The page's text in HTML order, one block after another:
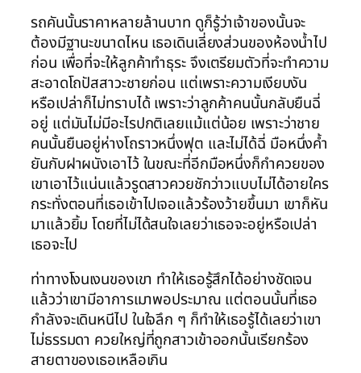
รถคันนั้นราคาหลายล้านบาท ดูก็รู้ว่าเจ้าของนั้นจะ
ต้องมีฐานะขนาดไหน เธอเดินเลี่ยงส่วนของห้องน้ำไป
ก่อน เพื่อที่จะให้ลูกค้าทำธุระ จึงเตรียมตัวที่จะทำความ
สะอาดโถปัสสาวะชายก่อน แต่เพราะความเงียบงัน
หรือเปล่าก็ไม่ทราบได้ เพราะว่าลูกค้าคนนั้นกลับยืนฉี่
อยู่ แต่มันไม่มีอะไรปกติเลยแม้แต่น้อย เพราะว่าชาย
คนนั้นยืนอยู่ห่างโถราวหนึ่งฟุต และไม่ได้ฉี่ มือหนึ่งค้ำ
ยันกับฝาผนังเอาไว้ ในขณะที่อีกมือหนึ่งก็กำควยของ
เขาเอาไว้แน่นแล้วรูดสาวควยชักว่าวแบบไม่ได้อายใคร
กระทั่งตอนที่เธอเข้าไปเจอแล้วร้องว้ายขึ้นมา เขาก็หัน
มาแล้วยิ้ม โดยที่ไม่ได้สนใจเลยว่าเธอจะอยู่หรือเปล่า
เธอจะไป
ท่าทางโงนเงนของเขา ทำให้เธอรู้สึกได้อย่างชัดเจน
แล้วว่าเขามีอาการเมาพอประมาณ แต่ตอนนั้นที่เธอ
กำลังจะเดินหนีไป ในใจลึก ๆ ก็ทำให้เธอรู้ได้เลยว่าเขา
ไม่ธรรมดา ควยใหญ่ที่ถูกสาวเข้าออกนั้นเรียกร้อง
สายตาของเธอเหลือเกิน